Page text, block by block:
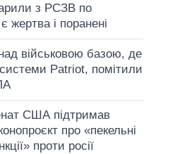
з РСЗВ по
жертва і поранені
військовою базою, де
Patriot, помітили
США підтримав
про «пекельні
проти росії